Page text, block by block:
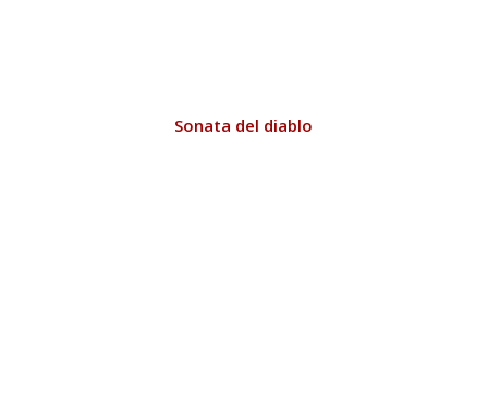
Sonata del diablo